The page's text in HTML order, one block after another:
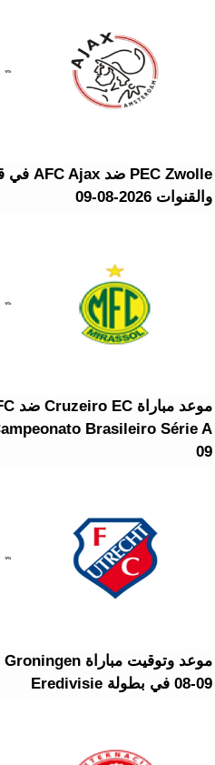
والقنوات 2026-08-09
09
08-09 في بطولة Eredivisie